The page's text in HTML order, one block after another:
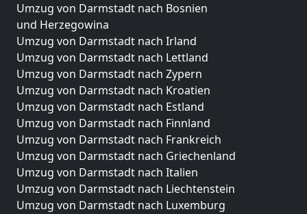
Umzug von Darmstadt nach Bosnien
und Herzegowina
Umzug von Darmstadt nach Irland
Umzug von Darmstadt nach Lettland
Umzug von Darmstadt nach Zypern
Umzug von Darmstadt nach Kroatien
Umzug von Darmstadt nach Estland
Umzug von Darmstadt nach Finnland
Umzug von Darmstadt nach Frankreich
Umzug von Darmstadt nach Griechenland
Umzug von Darmstadt nach Italien
Umzug von Darmstadt nach Liechtenstein
Umzug von Darmstadt nach Luxemburg